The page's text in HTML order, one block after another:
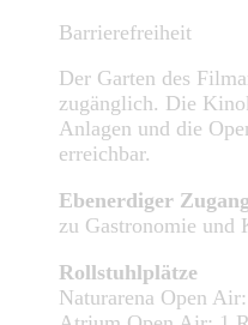
Barrierefreiheit
Der Garten des
zugänglich. Die
Anlagen und die
erreichbar.
Ebenerdiger Zugang
zu Gastronomie und
Rollstuhlplätze
Naturarena Open